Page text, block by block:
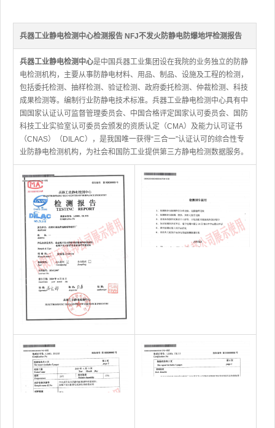
兵器工业静电检测中心检测报告 NFJ不发火防静电防爆地坪检测报告
兵器工业静电检测中心是中国兵器工业集团设在我院的业务独立的防静
电检测机构，主要从事防静电材料、用品、制品、设施及工程的检测，
包括委托检测、抽样检测、验证检测、政府委托检测、仲裁检测、科技
成果检测等。编制行业防静电技术标准。兵器工业静电检测中心具有中
国国家认证认可监督管理委员会、中国合格评定国家认可委员会、国防
科技工业实验室认可委员会颁发的资质认定（CMA）及能力认可证书
（CNAS）（DILAC），是我国唯一获得“三合一”认证认可的综合性专
业防静电检测机构，为社会和国防工业提供第三方静电检测数据服务。